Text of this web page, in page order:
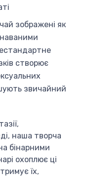
зображені як
створює
звичайний
наша творча
бінарними
охоплює ці
їх,